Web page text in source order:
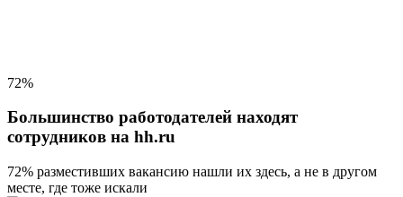
72%
Большинство работодателей находят
сотрудников на hh.ru
72% разместивших вакансию нашли их здесь, а не в другом
месте, где тоже искали